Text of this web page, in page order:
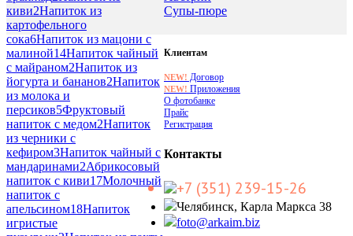
киви2Напиток из
картофельного
сока6Напиток из мацони с
малиной14Напиток чайный
с майраном2Напиток из
йогурта и бананов2Напиток
из молока и
персиков5Фруктовый
напиток с медом2Напиток
из черники с
кефиром3Напиток чайный с
мандаринами2Абрикосовый
напиток с киви17Молочный
напиток с
апельсином18Напиток
игристые
Супы-пюре
Клиентам
NEW! Договор
NEW! Приложения
О фотобанке
Прайс
Регистрация
Контакты
+7 (351) 239-15-26
Челябинск, Карла Маркса 38
foto@arkaim.biz